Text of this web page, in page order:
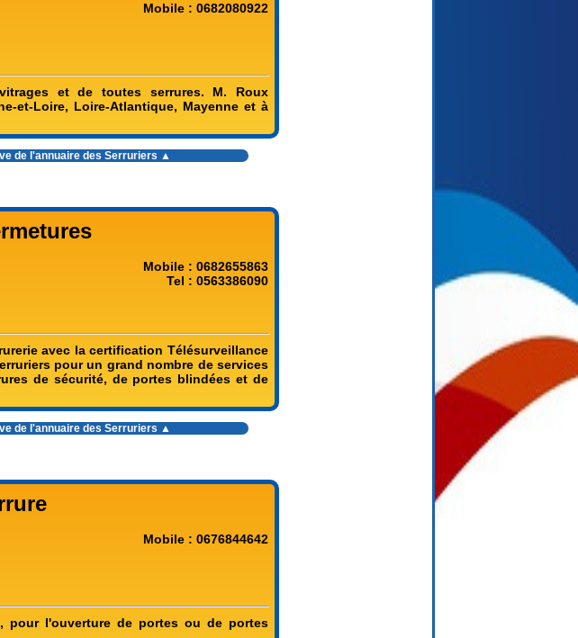
Mobile : 0682080922
et de toutes serrures. M. Roux
et-Loire, Loire-Atlantique, Mayenne et à
de l'annuaire des Serruriers ▲
Mobile : 0682655863
Tel : 0563386090
avec la certification Télésurveillance
pour un grand nombre de services
de sécurité, de portes blindées et de
de l'annuaire des Serruriers ▲
Mobile : 0676844642
pour l'ouverture de portes ou de portes